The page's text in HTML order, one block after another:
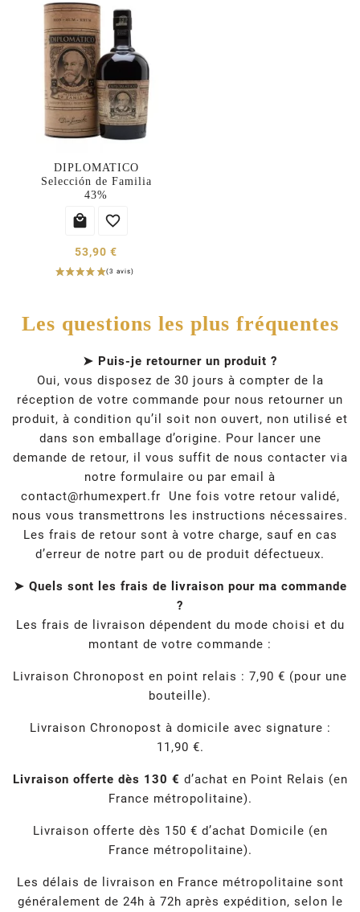
DIPLOMATICO
Selección de Familia
43%
 
53,90 €
Les questions les plus fréquentes
➤ Puis-je retourner un produit ?
Oui, vous disposez de 30 jours à compter de la
réception de votre commande pour nous retourner un
produit, à condition qu’il soit non ouvert, non utilisé et
dans son emballage d’origine. Pour lancer une
demande de retour, il vous suffit de nous contacter via
notre formulaire ou par email à
contact@rhumexpert.fr Une fois votre retour validé,
nous vous transmettrons les instructions nécessaires.
Les frais de retour sont à votre charge, sauf en cas
d’erreur de notre part ou de produit défectueux.
➤ Quels sont les frais de livraison pour ma commande
?
Les frais de livraison dépendent du mode choisi et du
montant de votre commande :
Livraison Chronopost en point relais : 7,90 € (pour une
bouteille).
Livraison Chronopost à domicile avec signature :
11,90 €.
Livraison offerte dès 130 € d’achat en Point Relais (en
France métropolitaine).
Livraison offerte dès 150 € d’achat Domicile (en
France métropolitaine).
Les délais de livraison en France métropolitaine sont
généralement de 24h à 72h après expédition, selon le